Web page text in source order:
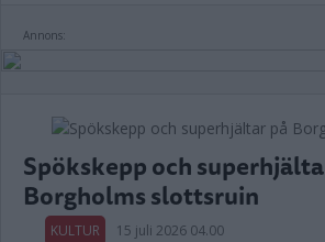
Annons:
Spökskepp och
Borgholms slottsruin
KULTUR 15 juli 2026 04.00